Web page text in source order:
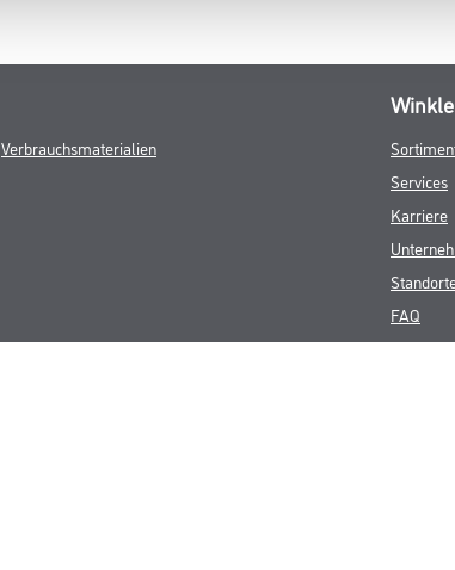
Verbrauchsmaterialien
Services
Karriere
FAQ